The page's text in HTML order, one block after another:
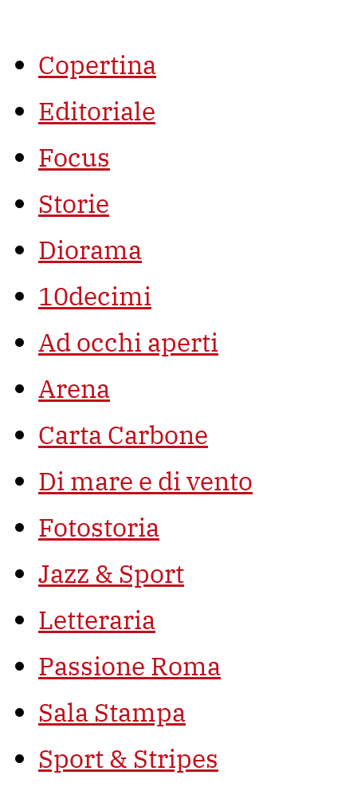
Copertina
Editoriale
Focus
Storie
Diorama
10decimi
Ad occhi aperti
Arena
Carta Carbone
Di mare e di vento
Fotostoria
Jazz & Sport
Letteraria
Passione Roma
Sala Stampa
Sport & Stripes